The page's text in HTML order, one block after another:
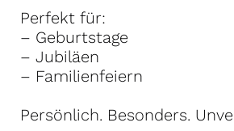
Perfekt für:
– Geburtstage
– Jubiläen
– Familienfeiern
Persönlich. Besonders.